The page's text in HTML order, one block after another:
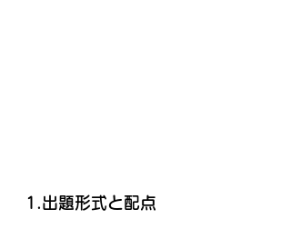
1.出題形式と配点